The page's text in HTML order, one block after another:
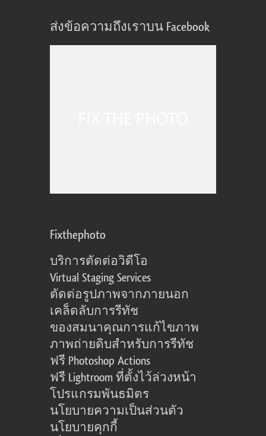
ส่งข้อความถึงเราบน Facebook
Fixthephoto
บริการตัดต่อวิดีโอ
Virtual Staging Services
ตัดต่อรูปภาพจากภายนอก
เคล็ดลับการรีทัช
ของสมนาคุณการแก้ไขภาพ
ภาพถ่ายดิบสำหรับการรีทัช
ฟรี Photoshop Actions
ฟรี Lightroom ที่ตั้งไว้ล่วงหน้า
โปรแกรมพันธมิตร
นโยบายความเป็นส่วนตัว
นโยบายคุกกี้